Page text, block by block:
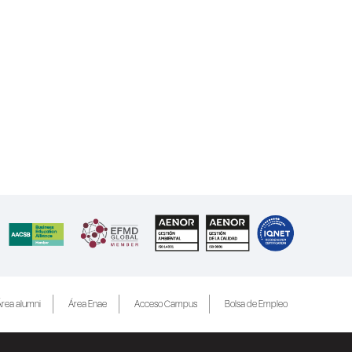
alumni Área Enae Acceso Campus Bolsa de Empleo